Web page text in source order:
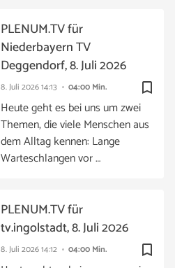
bookmark_border
8. Juli 202614:13 04:00 Min.
PLENUM.TV für
Niederbayern TV
Deggendorf, 8. Juli 2026
Heute geht es bei uns um zwei
Themen, die viele Menschen aus
dem Alltag kennen: Lange
Warteschlangen vor …
bookmark_border
8. Juli 202614:12 04:00 Min.
PLENUM.TV für
tv.ingolstadt, 8. Juli 2026